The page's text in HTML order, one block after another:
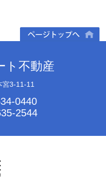
ト不動産
宮3-11-11
0440
2544